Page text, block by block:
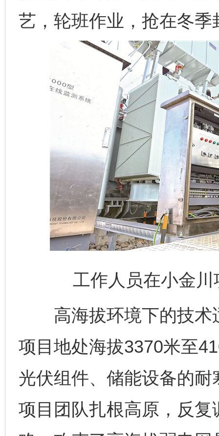
艺，轮班作业，抢在冬
工作人员在小金
高海拔环境下的技术
项目地处海拔3370米至
光伏组件、储能设备的
项目团队扎根高原，反